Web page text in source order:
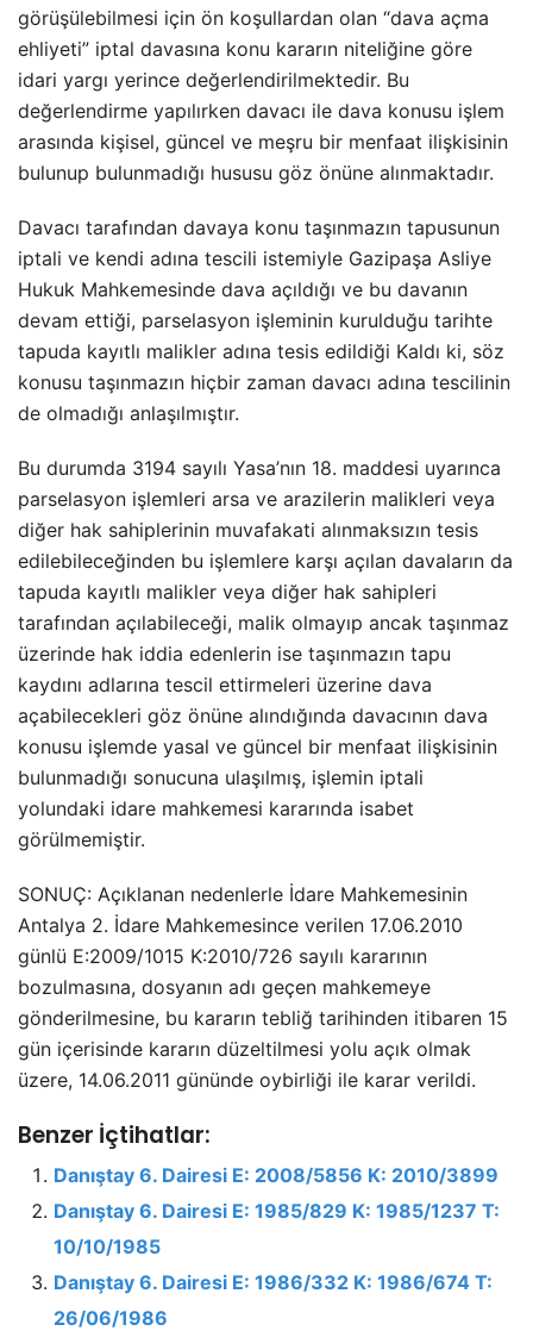
görüşülebilmesi için ön koşullardan olan “dava açma
ehliyeti” iptal davasına konu kararın niteliğine göre
idari yargı yerince değerlendirilmektedir. Bu
değerlendirme yapılırken davacı ile dava konusu işlem
arasında kişisel, güncel ve meşru bir menfaat ilişkisinin
bulunup bulunmadığı hususu göz önüne alınmaktadır.
Davacı tarafından davaya konu taşınmazın tapusunun
iptali ve kendi adına tescili istemiyle Gazipaşa Asliye
Hukuk Mahkemesinde dava açıldığı ve bu davanın
devam ettiği, parselasyon işleminin kurulduğu tarihte
tapuda kayıtlı malikler adına tesis edildiği Kaldı ki, söz
konusu taşınmazın hiçbir zaman davacı adına tescilinin
de olmadığı anlaşılmıştır.
Bu durumda 3194 sayılı Yasa’nın 18. maddesi uyarınca
parselasyon işlemleri arsa ve arazilerin malikleri veya
diğer hak sahiplerinin muvafakati alınmaksızın tesis
edilebileceğinden bu işlemlere karşı açılan davaların da
tapuda kayıtlı malikler veya diğer hak sahipleri
tarafından açılabileceği, malik olmayıp ancak taşınmaz
üzerinde hak iddia edenlerin ise taşınmazın tapu
kaydını adlarına tescil ettirmeleri üzerine dava
açabilecekleri göz önüne alındığında davacının dava
konusu işlemde yasal ve güncel bir menfaat ilişkisinin
bulunmadığı sonucuna ulaşılmış, işlemin iptali
yolundaki idare mahkemesi kararında isabet
görülmemiştir.
SONUÇ: Açıklanan nedenlerle İdare Mahkemesinin
Antalya 2. İdare Mahkemesince verilen 17.06.2010
günlü E:2009/1015 K:2010/726 sayılı kararının
bozulmasına, dosyanın adı geçen mahkemeye
gönderilmesine, bu kararın tebliğ tarihinden itibaren 15
gün içerisinde kararın düzeltilmesi yolu açık olmak
üzere, 14.06.2011 gününde oybirliği ile karar verildi.
Benzer İçtihatlar:
Danıştay 6. Dairesi E: 2008/5856 K: 2010/3899
Danıştay 6. Dairesi E: 1985/829 K: 1985/1237 T:
10/10/1985
Danıştay 6. Dairesi E: 1986/332 K: 1986/674 T:
26/06/1986